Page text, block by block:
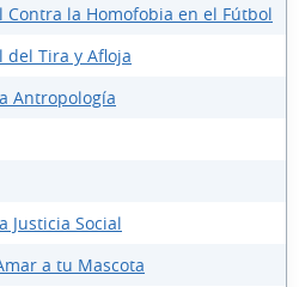
Contra la Homofobia en el Fútbol
del Tira y Afloja
Antropología
Justicia Social
a tu Mascota